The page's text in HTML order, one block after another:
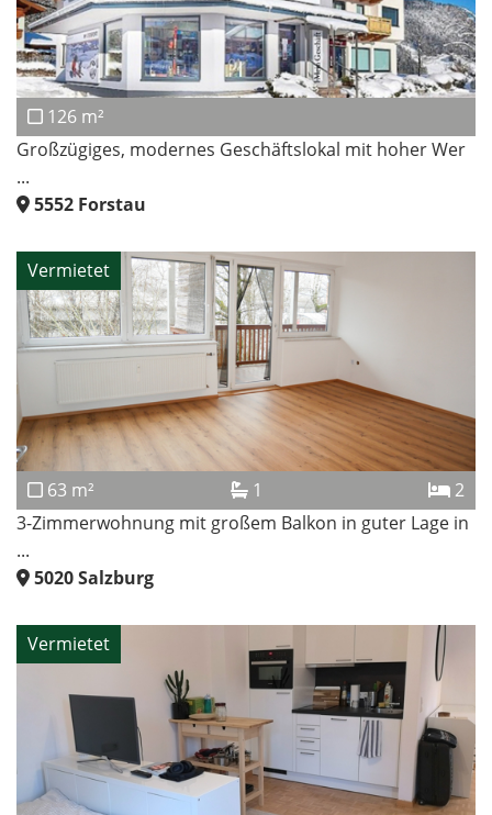
126 m²
Großzügiges, modernes Geschäftslokal mit hoher Wer
...
5552 Forstau
Vermietet
63 m² 1
2
3-Zimmerwohnung mit großem Balkon in guter Lage in
...
5020Salzburg
Vermietet